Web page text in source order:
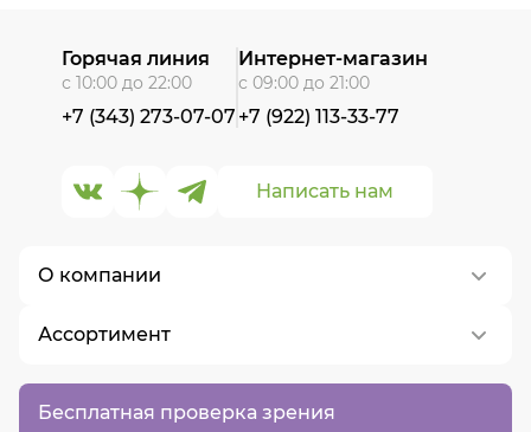
Бесплатная проверка зрения
О компании
О нас
Контакты
Вакансии
Ассортимент
Написать нам
Горячая линия
с 10:00 до 22:00
+7 (343) 273-07-07
Интернет-магазин
с 09:00 до 21:00
+7 (922) 113-33-77